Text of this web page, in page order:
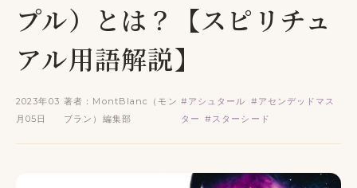
プル）とは？【スピリチュ
アル用語解説】
2023年03
月05日
著者：MontBlanc（モン
ブラン）編集部
#アシュタール #アセンデッドマス
ター #スターシード